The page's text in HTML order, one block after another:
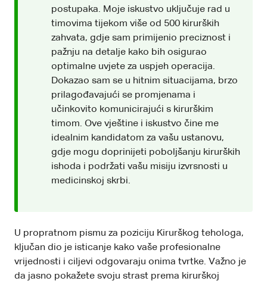
postupaka. Moje iskustvo uključuje rad u
timovima tijekom više od 500 kirurških
zahvata, gdje sam primijenio preciznost i
pažnju na detalje kako bih osigurao
optimalne uvjete za uspjeh operacija.
Dokazao sam se u hitnim situacijama, brzo
prilagođavajući se promjenama i
učinkovito komunicirajući s kirurškim
timom. Ove vještine i iskustvo čine me
idealnim kandidatom za vašu ustanovu,
gdje mogu doprinijeti poboljšanju kirurških
ishoda i podržati vašu misiju izvrsnosti u
medicinskoj skrbi.
U propratnom pismu za poziciju Kirurškog tehologa,
ključan dio je isticanje kako vaše profesionalne
vrijednosti i ciljevi odgovaraju onima tvrtke. Važno je
da jasno pokažete svoju strast prema kirurškoj